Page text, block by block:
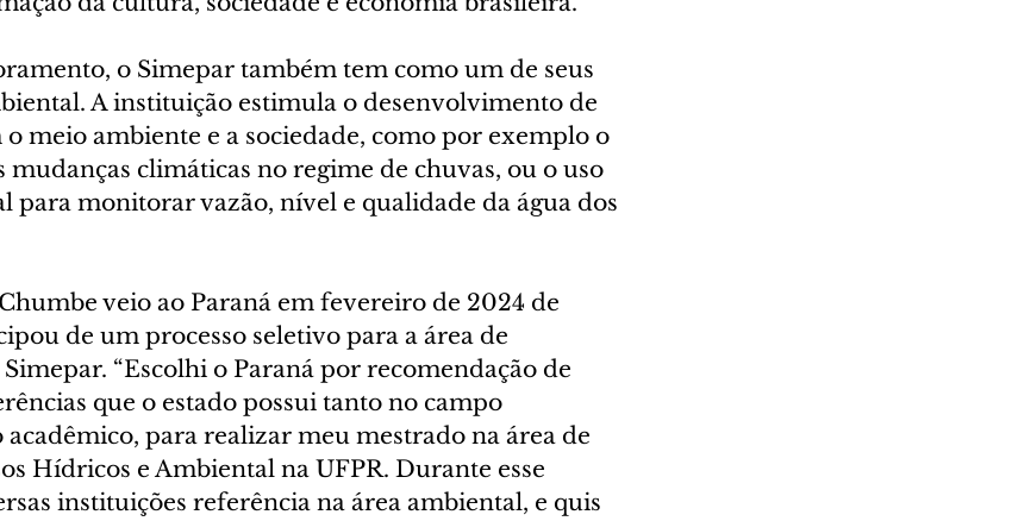
o Simepar também tem como um de seus
A instituição estimula o desenvolvimento de
meio ambiente e a sociedade, como por exemplo o
mudanças climáticas no regime de chuvas, ou o uso
para monitorar vazão, nível e qualidade da água dos
veio ao Paraná em fevereiro de 2024 de
de um processo seletivo para a área de
“Escolhi o Paraná por recomendação de
que o estado possui tanto no campo
para realizar meu mestrado na área de
Hídricos e Ambiental na UFPR. Durante esse
instituições referência na área ambiental, e quis